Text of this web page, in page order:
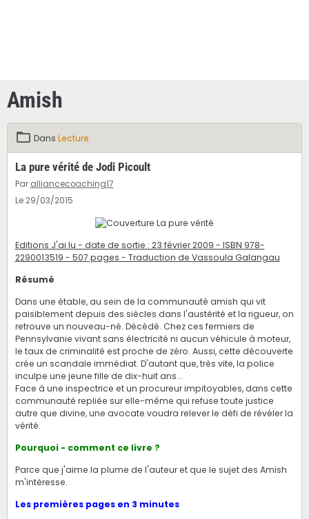
Amish
Dans Lecture
La pure vérité de Jodi Picoult
Par alliancecoaching17
Le 29/03/2015
Editions J'ai lu - date de sortie : 23 février 2009 - ISBN 978-
2290013519 - 507 pages - Traduction de Vassoula Galangau
Résumé
Dans une étable, au sein de la communauté amish qui vit
paisiblement depuis des siècles dans l'austérité et la rigueur, on
retrouve un nouveau-né. Décédé. Chez ces fermiers de
Pennsylvanie vivant sans électricité ni aucun véhicule à moteur,
le taux de criminalité est proche de zéro. Aussi, cette découverte
crée un scandale immédiat. D'autant que, très vite, la police
inculpe une jeune fille de dix-huit ans...
Face à une inspectrice et un procureur impitoyables, dans cette
communauté repliée sur elle-même qui refuse toute justice
autre que divine, une avocate voudra relever le défi de révéler la
vérité.
Pourquoi - comment ce livre ?
Parce que j'aime la plume de l'auteur et que le sujet des Amish
m'intéresse.
Les premières pages en 3 minutes